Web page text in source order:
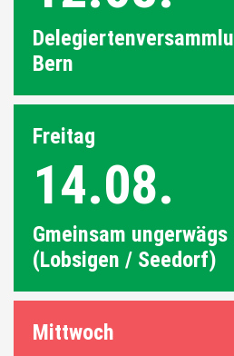
Bern
Freitag
14.08.
Gmeinsam
(Lobsigen / Seedorf)
Mittwoch